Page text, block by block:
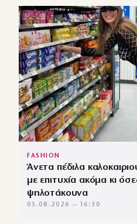
FASHION
Άνετα πέδιλα
με επιτυχία ακόμα κι
ψηλοτάκουνα
05.08.2026 — 16:30